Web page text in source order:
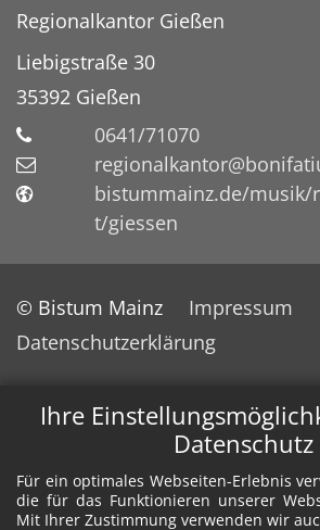
Ihre
Datenschutz
Für ein optimales Webseiten-Erlebnis
die für das Funktionieren unserer
Mit Ihrer Zustimmung verwenden wir
Regionalkantor Gießen
Liebigstraße 30
35392 Gießen
0641/71070
bistummainz.de/musik/
t/giessen
© Bistum Mainz
Impressum
Datenschutzerklärung